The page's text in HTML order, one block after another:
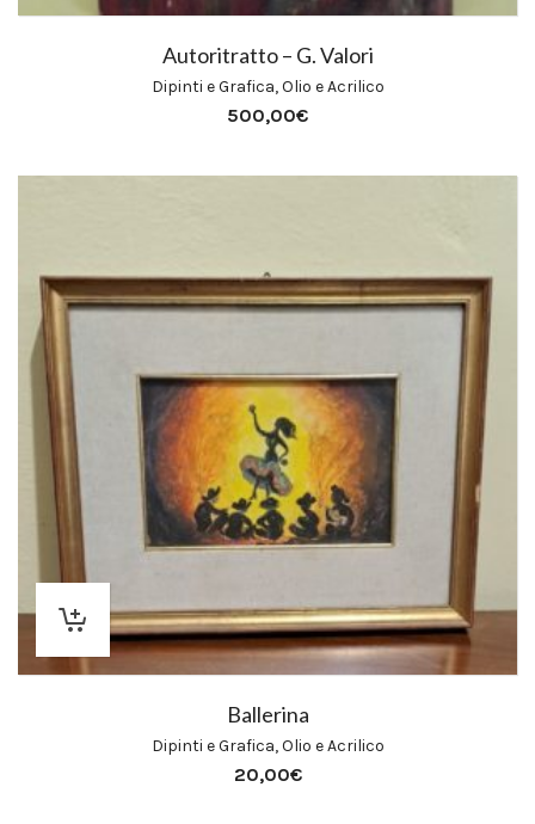
Autoritratto – G. Valori
Dipinti e Grafica,Olio e Acrilico
500,00€
Ballerina
Dipinti e Grafica,Olio e Acrilico
20,00€